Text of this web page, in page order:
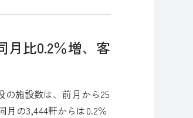
月比0.2％増、客
の施設数は、前月から25
月の3,444軒からは0.2％